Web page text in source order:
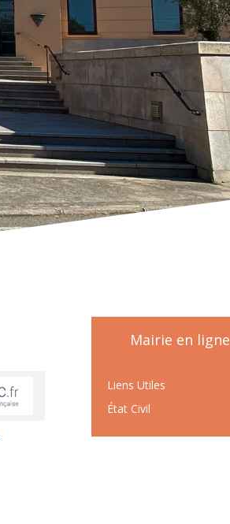
Mairie en ligne
Liens Utiles
État Civil